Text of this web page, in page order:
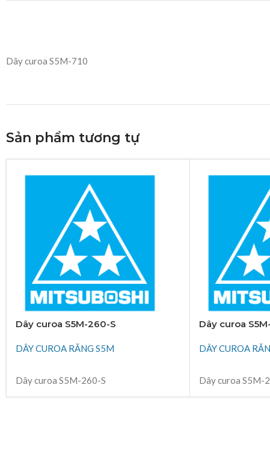
Dây curoa S5M-710
Sản phẩm tương tự
Dây curoa S5M-260-S
DÂY CUROA RĂNG S5M
Dây curoa S5M-260-S
Dây curoa
DÂY CUROA
Dây curoa S5M-